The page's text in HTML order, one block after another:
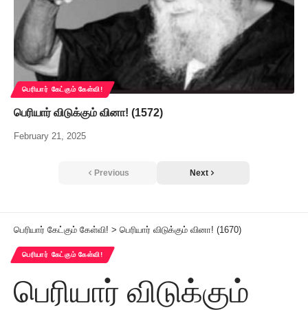
பெரியார் கேட்கும் கேள்வி!
பெரியார் விடுக்கும் வினா! (1572)
February 21, 2025
Previous Next
பெரியார் கேட்கும் கேள்வி! > பெரியார் விடுக்கும் வினா! (1670)
பெரியார் கேட்கும் கேள்வி!
பெரியார் விடுக்கும்